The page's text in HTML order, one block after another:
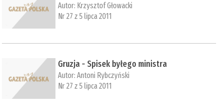
Autor: Krzysztof Głowacki
Nr 27 z 5 lipca 2011
Gruzja - Spisek byłego ministra
Autor:Antoni Rybczyński
Nr 27 z 5 lipca 2011